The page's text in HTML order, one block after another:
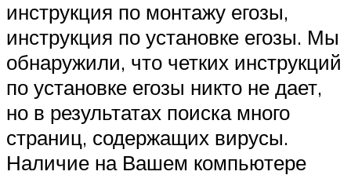
инструкция по монтажу егозы,
инструкция по установке егозы. Мы
обнаружили, что четких инструкций
по установке егозы никто не дает,
но в результатах поиска много
страниц, содержащих вирусы.
Наличие на Вашем компьютере